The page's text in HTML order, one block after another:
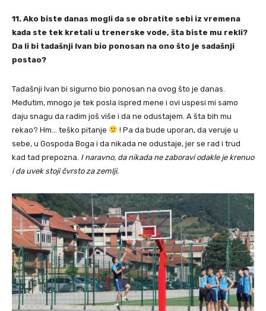
11. Ako biste danas mogli da se obratite sebi iz vremena
kada ste tek kretali u trenerske vode, šta biste mu rekli?
Da li bi tadašnji Ivan bio ponosan na ono što je sadašnji
postao?
⁠Tadašnji Ivan bi sigurno bio ponosan na ovog što je danas.
Međutim, mnogo je tek posla ispred mene i ovi uspesi mi samo
daju snagu da radim još više i da ne odustajem. A šta bih mu
rekao? Hm… teško pitanje
! Pa da bude uporan, da veruje u
sebe, u Gospoda Boga i da nikada ne odustaje, jer se rad i trud
kad tad prepozna. I naravno, da nikada ne zaboravi odakle je krenuo
i da uvek stoji čvrsto za zemlji.